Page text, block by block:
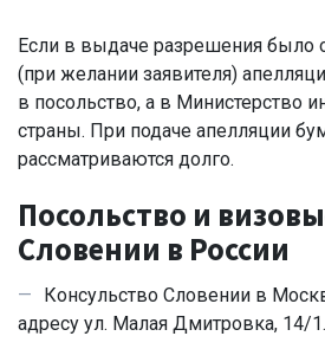
Если в выдаче разрешения было
(при желании заявителя)
в посольство, а в Министерство
страны. При подаче апелляции
рассматриваются долго.
Посольство и
Словении в России
Консульство Словении в
адресу ул. Малая Дмитровка, 14/1.